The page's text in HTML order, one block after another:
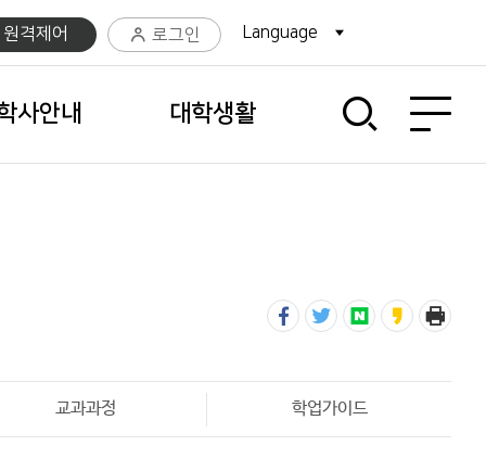
원격제어 로그인 Language
사안내 대학생활
교과과정 학업가이드